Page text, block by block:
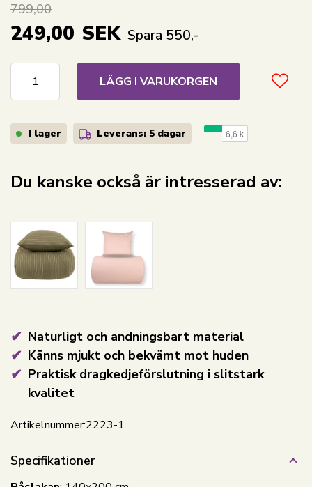
Naturligt och andningsbart material
Känns mjukt och bekvämt mot huden
Praktisk dragkedjeförslutning i slitstark
kvalitet
799,00
249,00 SEK Spara 550,-
LÄGG I VARUKORGEN
I lager Leverans: 5 dagar
Artikelnummer:2223-1
Du kanske också är intresserad av:
Specifikationer